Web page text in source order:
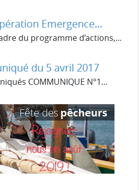
Emergence...
du programme d’actions,...
du 5 avril 2017
COMMUNIQUE N°1...